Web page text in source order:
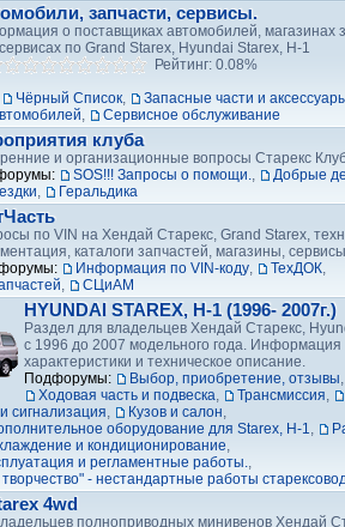
запчасти, сервисы.
о поставщиках автомобилей, магазинах
по Grand Starex, Hyundai Starex, H-1
Рейтинг: 0.08%
Чёрный Список,
Запасные части и
, Сервисное обслуживание
клуба
и организационные вопросы Старекс
SOS!!! Запросы о помощи.,
Добрые
, Геральдика
по VIN на Хендай Старекс, Grand Starex,
каталоги запчастей, магазины, сервисы
Информация по VIN-коду, ТехДОК,
, СЦиАМ
HYUNDAI STAREX, H-1 (1996- 2007г.)
Раздел для владельцев Хендай Старекс,
с 1996 до 2007 модельного года. Информация
характеристики и техническое описание.
Подфорумы:
Выбор, приобретение, отзывы
Ходовая часть и подвеска, Трансмиссия,
сигнализация, Кузов и салон,
оборудование для Starex, H-1,
и кондиционирование,
и регламентные работы.,
- нестандартные работы
4wd
полноприводных минивенов Хендай